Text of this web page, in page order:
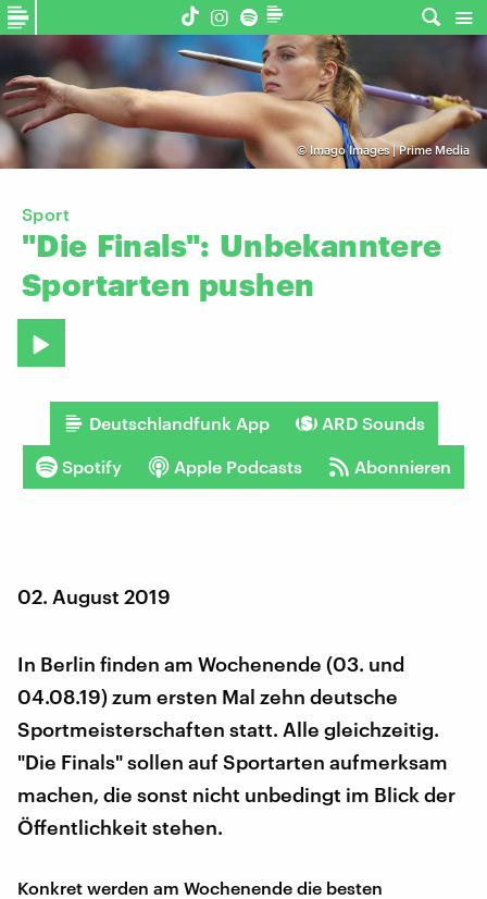
©Imago Images | Prime Media
Sport
"Die Finals": Unbekanntere
Sportarten pushen
Deutschlandfunk App ARD Sounds
Spotify Apple Podcasts Abonnieren
02. August 2019
In Berlin finden am Wochenende (03. und
04.08.19) zum ersten Mal zehn deutsche
Sportmeisterschaften statt. Alle gleichzeitig.
"Die Finals" sollen auf Sportarten aufmerksam
machen, die sonst nicht unbedingt im Blick der
Öffentlichkeit stehen.
Konkret werden am Wochenende die besten